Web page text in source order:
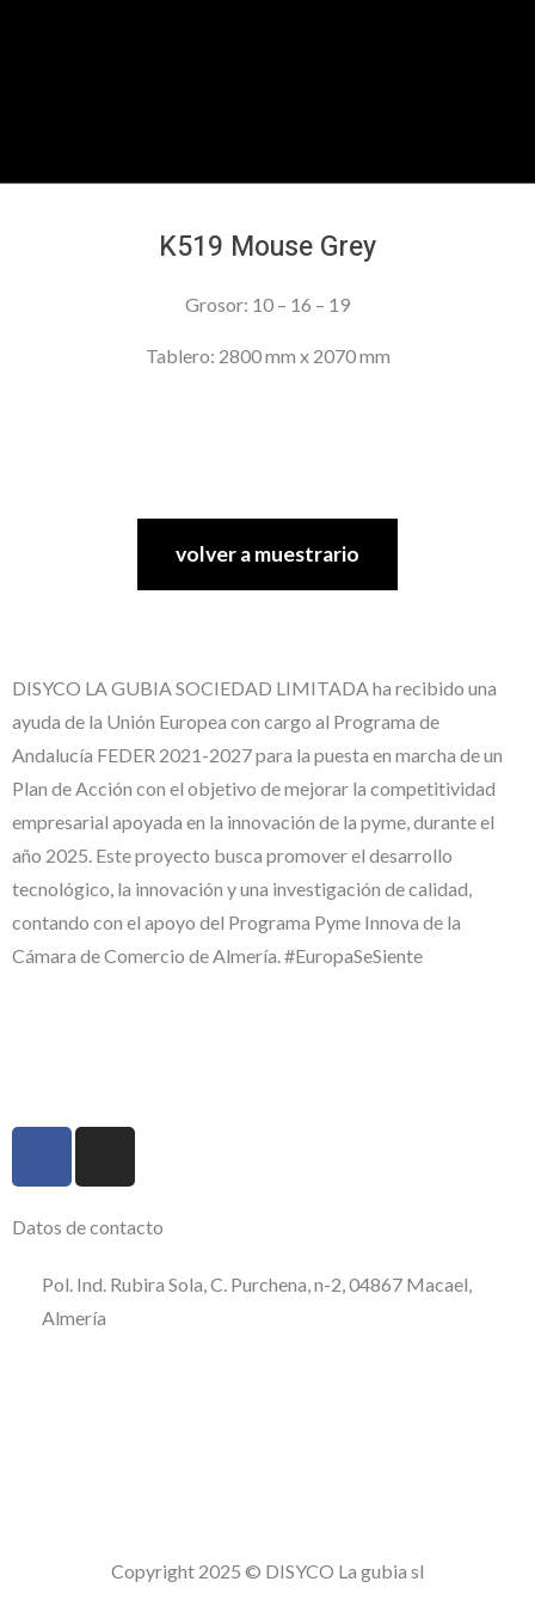
K519 Mouse Grey
Grosor: 10 – 16 – 19
Tablero: 2800 mm x 2070 mm
volver a muestrario
DISYCO LA GUBIA SOCIEDAD LIMITADA ha recibido una
ayuda de la Unión Europea con cargo al Programa de
Andalucía FEDER 2021-2027 para la puesta en marcha de un
Plan de Acción con el objetivo de mejorar la competitividad
empresarial apoyada en la innovación de la pyme, durante el
año 2025. Este proyecto busca promover el desarrollo
tecnológico, la innovación y una investigación de calidad,
contando con el apoyo del Programa Pyme Innova de la
Cámara de Comercio de Almería. #EuropaSeSiente
Datos de contacto
Pol. Ind. Rubira Sola, C. Purchena, n-2, 04867 Macael,
Almería
Copyright 2025 © DISYCO La gubia sl